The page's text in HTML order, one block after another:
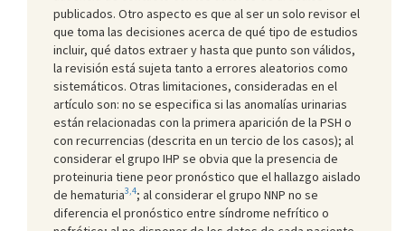
publicados. Otro aspecto es que al ser un solo revisor el
que toma las decisiones acerca de qué tipo de estudios
incluir, qué datos extraer y hasta que punto son válidos,
la revisión está sujeta tanto a errores aleatorios como
sistemáticos. Otras limitaciones, consideradas en el
artículo son: no se especifica si las anomalías urinarias
están relacionadas con la primera aparición de la PSH o
con recurrencias (descrita en un tercio de los casos); al
considerar el grupo IHP se obvia que la presencia de
proteinuria tiene peor pronóstico que el hallazgo aislado
de hematuria3,4; al considerar el grupo NNP no se
diferencia el pronóstico entre síndrome nefrítico o